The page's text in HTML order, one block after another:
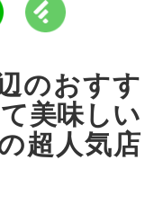
のおすす
美味しい
超人気店